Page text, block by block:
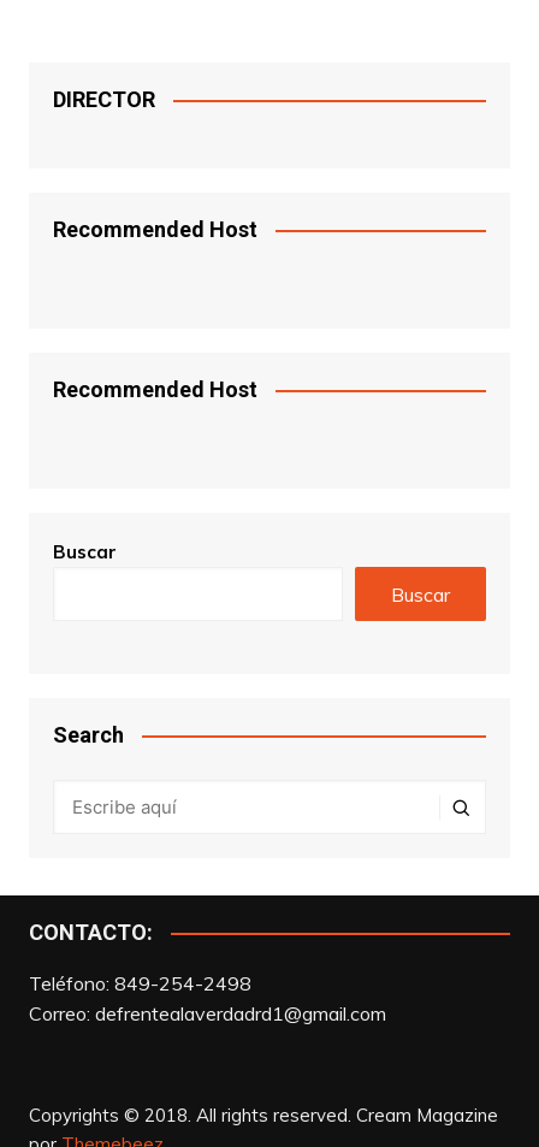
DIRECTOR
Recommended Host
Recommended Host
Buscar
Buscar
Search
CONTACTO:
Teléfono: 849-254-2498
Correo: defrentealaverdadrd1@gmail.com
Copyrights © 2018. All rights reserved. Cream Magazine